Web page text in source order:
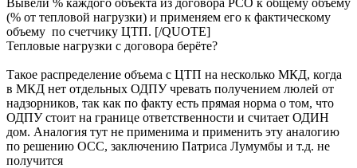
(% от тепловой нагрузки) и применяем его к фактическому
объему по счетчику ЦТП. [/QUOTE]
Тепловые нагрузки с договора берёте?
Такое распределение объема с ЦТП на несколько МКД, когда
в МКД нет отдельных ОДПУ чревать получением люлей от
надзорников, так как по факту есть прямая норма о том, что
ОДПУ стоит на границе ответственности и считает ОДИН
дом. Аналогия тут не применима и применить эту аналогию
по решению ОСС, заключению Патриса Лумумбы и т.д. не
получится